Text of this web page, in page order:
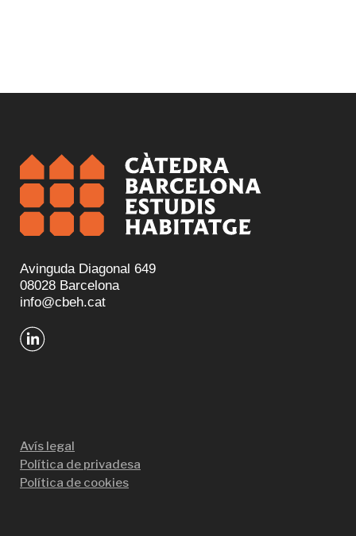
Avinguda Diagonal 649
08028 Barcelona
info@cbeh.cat
Avís legal
Política de privadesa
Política de cookies